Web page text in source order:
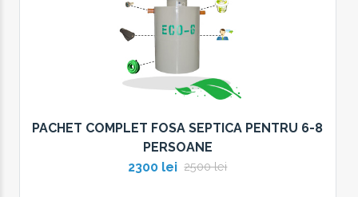
PACHET COMPLET FOSA SEPTICA PENTRU 6-8
PERSOANE
2500 lei
2300 lei